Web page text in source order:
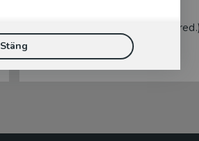
Stäng
Robertsson, M - Bergman, D (red.)